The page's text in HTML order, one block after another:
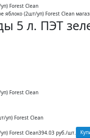
Forest Clean
5 л. ПЭТ
Forest Clean
уп) Forest Clean
Forest Clean394.03 руб./шт.